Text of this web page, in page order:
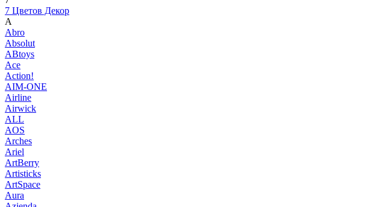
7 Цветов Декор
A
Abro
Absolut
ABtoys
Ace
Action!
AIM-ONE
Airline
Airwick
ALL
AOS
Arches
Ariel
ArtBerry
Artisticks
ArtSpace
Aura